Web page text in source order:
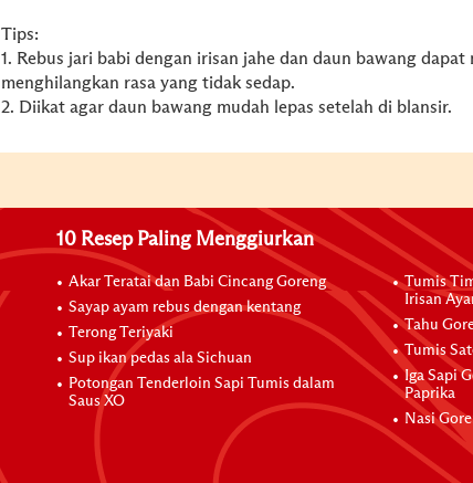
Tips:
1. Rebus jari babi dengan irisan jahe dan daun bawang dapat
menghilangkan rasa yang tidak sedap.
2. Diikat agar daun bawang mudah lepas setelah di blansir.
10 Resep Paling Menggiurkan
Akar Teratai dan Babi Cincang Goreng
Sayap ayam rebus dengan kentang
Terong Teriyaki
Sup ikan pedas ala Sichuan
Potongan Tenderloin Sapi Tumis dalam
Saus XO
Tumis
Irisan
Tahu
Tumis
Iga Sapi
Paprika
Nasi